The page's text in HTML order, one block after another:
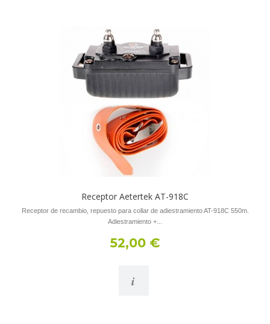
Receptor Aetertek AT-918C
Receptor de recambio, repuesto para collar de adiestramiento AT-918C 550m.
Adiestramiento +...
52,00 €
i